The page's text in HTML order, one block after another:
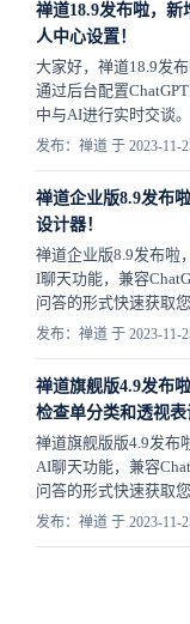
禅道18.9发布啦，
人中心设置！
大家好，禅道18.9发
通过后台配置
中与AI进行实时交谈。
发布：禅道 于 2023-11-
禅道企业版8.9发布
设计器！
禅道企业版8.9发布啦
I聊天功能，兼容
问答的形式快速获取
发布：禅道 于 2023-11-
禅道旗舰版4.9发布
检查单分类和透视表
禅道旗舰版版4.9发布
AI聊天功能，兼容
问答的形式快速获取
发布：禅道 于 2023-11-